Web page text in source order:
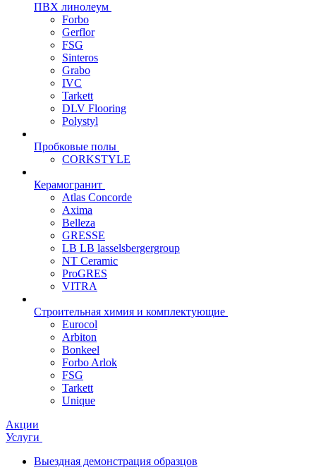
ПВХ линолеум
Forbo
Gerflor
FSG
Sinteros
Grabo
IVC
Tarkett
DLV Flooring
Polystyl
Пробковые полы
CORKSTYLE
Керамогранит
Atlas Concorde
Axima
Belleza
GRESSE
LB LB lasselsbergergroup
NT Ceramic
ProGRES
VITRA
Строительная химия и комплектующие
Eurocol
Arbiton
Bonkeel
Forbo Arlok
FSG
Tarkett
Unique
Акции
Услуги
Выездная демонстрация образцов